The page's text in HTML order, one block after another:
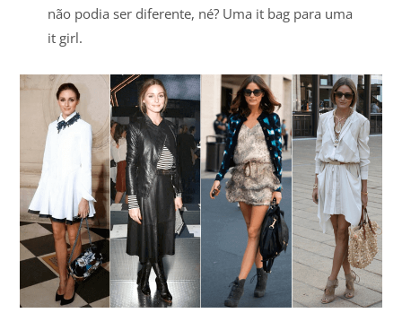
não podia ser diferente, né? Uma it bag para uma
it girl.